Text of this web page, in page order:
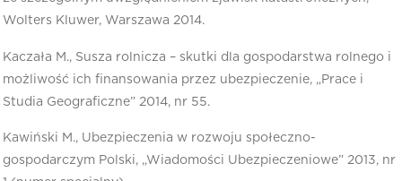
Wolters Kluwer, Warszawa 2014.
Kaczała M., Susza rolnicza – skutki dla gospodarstwa rolnego i
możliwość ich finansowania przez ubezpieczenie, „Prace i
Studia Geograficzne” 2014, nr 55.
Kawiński M., Ubezpieczenia w rozwoju społeczno-
gospodarczym Polski, „Wiadomości Ubezpieczeniowe” 2013, nr